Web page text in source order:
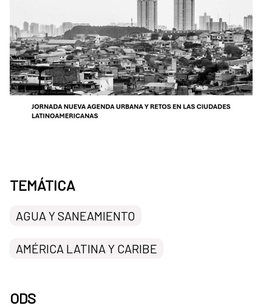
TEMÁTICA
AGUA Y SANEAMIENTO
AMÉRICA LATINA Y CARIBE
ODS